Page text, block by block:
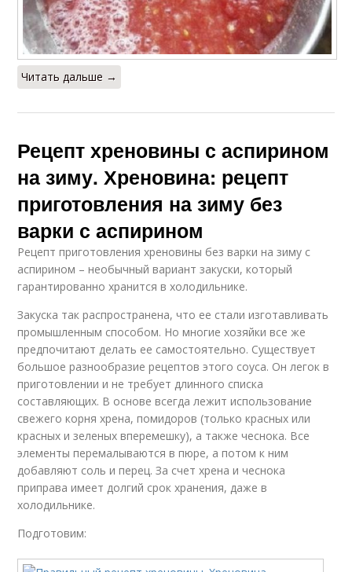
Читать дальше →
Рецепт хреновины с аспирином
на зиму. Хреновина: рецепт
приготовления на зиму без
варки с аспирином
Рецепт приготовления хреновины без варки на зиму с
аспирином – необычный вариант закуски, который
гарантированно хранится в холодильнике.
Закуска так распространена, что ее стали изготавливать
промышленным способом. Но многие хозяйки все же
предпочитают делать ее самостоятельно. Существует
большое разнообразие рецептов этого соуса. Он легок в
приготовлении и не требует длинного списка
составляющих. В основе всегда лежит использование
свежего корня хрена, помидоров (только красных или
красных и зеленых вперемешку), а также чеснока. Все
элементы перемалываются в пюре, а потом к ним
добавляют соль и перец. За счет хрена и чеснока
приправа имеет долгий срок хранения, даже в
холодильнике.
Подготовим: